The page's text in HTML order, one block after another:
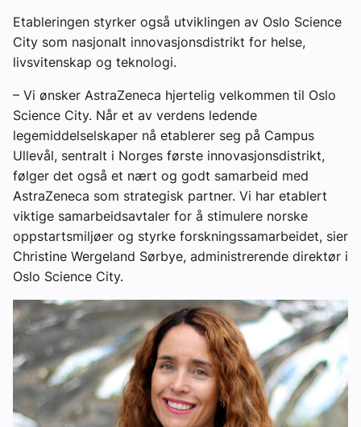
Etableringen styrker også utviklingen av Oslo Science
City som nasjonalt innovasjonsdistrikt for helse,
livsvitenskap og teknologi.
– Vi ønsker AstraZeneca hjertelig velkommen til Oslo
Science City. Når et av verdens ledende
legemiddelselskaper nå etablerer seg på Campus
Ullevål, sentralt i Norges første innovasjonsdistrikt,
følger det også et nært og godt samarbeid med
AstraZeneca som strategisk partner. Vi har etablert
viktige samarbeidsavtaler for å stimulere norske
oppstartsmiljøer og styrke forskningssamarbeidet, sier
Christine Wergeland Sørbye, administrerende direktør i
Oslo Science City.